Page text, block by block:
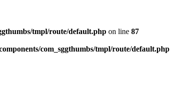
tmpl/route/default.php on line 87
com_sggthumbs/tmpl/route/default.php